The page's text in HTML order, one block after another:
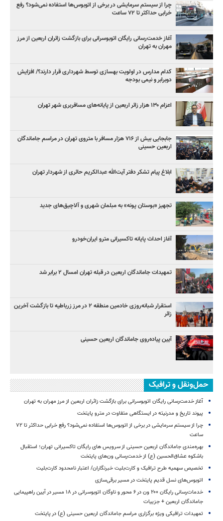
چرا از سیستم سرمایشی در برخی از اتوبوس‌ها استفاده نمی‌شود؟ رفع
خرابی حداکثر تا ۷۲ ساعت
آغاز خدمت‌رسانی رایگان اتوبوسرانی برای بازگشت زائران اربعین از مرز
مهران به تهران
کدام مدارس در اولویت بهسازی توسط شهرداری قرار دارند؟/ افزایش
دوبرابر و نیمی بودجه
اعزام ۱۳۰ هزار زائر اربعین از پایانه‌های مسافربری شهر تهران
جابجایی بیش از ۷۱۶ هزار مسافر با متروی تهران در مراسم جاماندگان
اربعین حسینی
ابلاغ پیام تشکر دفتر آیت‌الله عبدالکریم حائری از شهردار تهران
تجهیز «بوستان پونه» به مبلمان شهری و آلاچیق‌های جدید
آغاز احداث پایانه تاکسیرانی مترو ایران‌خودرو
تمهیدات جاماندگان اربعین در قبله تهران امسال ۲ برابر شد
استقرار شبانه‌روزی خادمین منطقه ۲ در مرز زرباطیه تا بازگشت آخرین
زائر
آیین پیاده‌روی جاماندگان اربعین حسینی
حمل‌ونقل و ترافیک
آغاز خدمت‌رسانی رایگان اتوبوسرانی برای بازگشت زائران اربعین از مرز مهران به تهران
پیوند تاریخ و مدرنیته در ایستگاهی متفاوت در مترو پایتخت
چرا از سیستم سرمایشی در برخی از اتوبوس‌ها استفاده نمی‌شود؟ رفع خرابی حداکثر تا ۷۲
ساعت
بهره‌مندی جاماندگان اربعین حسینی از سرویس‌ های رایگان تاکسیرانی تهران؛ استقبال
باشکوه عشاق‌الحسین (ع) از خدمت‌رسانی ون‌های پایتخت
تخصیص سهمیه طرح ترافیک و کارت‌بلیت خبرنگاران/ اعتبار نامحدود کارت‌بلیت
اتوبوس‌های نسل قدیم پایتخت در مسیر برقی‌سازی
خدمات‌رسانی رایگان ۲۰۰ ون در ۶ محور و ناوگان اتوبوسرانی در ۱۸ مسیر در آیین راهپیمایی
جاماندگان اربعین + جزییات
تمهیدات ترافیکی ویژه برگزاری مراسم جاماندگان اربعین حسینی (ع) در پایتخت